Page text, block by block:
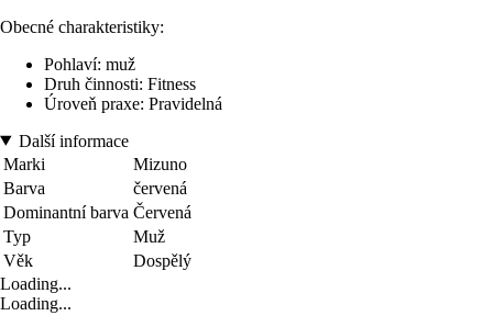
Obecné charakteristiky:
Pohlaví: muž
Druh činnosti: Fitness
Úroveň praxe: Pravidelná
Další informace
Marki
Mizuno
Barva
červená
Dominantní barva Červená
Typ
Muž
Věk
Dospělý
Loading...
Loading...